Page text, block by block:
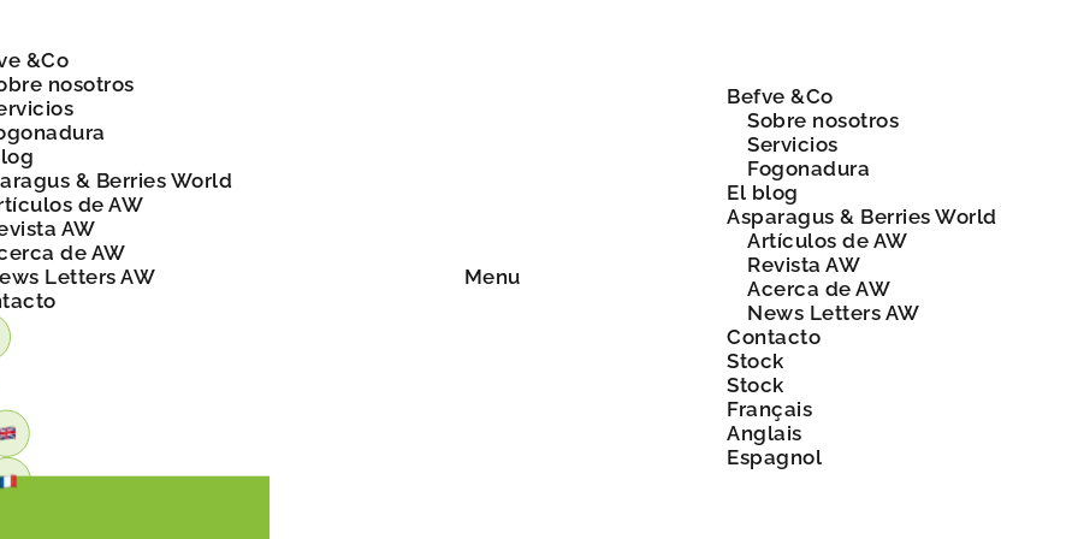
&Co
nosotros
& Berries World
de AW
AW
de AW
Letters AW
Menu
Befve &Co
Sobre nosotros
Servicios
Fogonadura
El blog
Asparagus & Berries World
Artículos de AW
Revista AW
Acerca de AW
News Letters AW
Contacto
Stock
Stock
Français
Anglais
Espagnol